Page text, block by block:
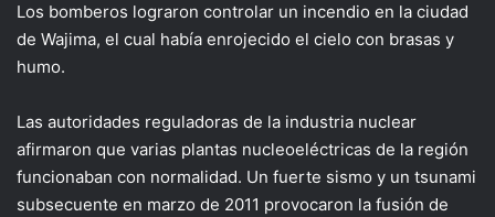
Los bomberos lograron controlar un incendio en la ciudad
de Wajima, el cual había enrojecido el cielo con brasas y
humo.
Las autoridades reguladoras de la industria nuclear
afirmaron que varias plantas nucleoeléctricas de la región
funcionaban con normalidad. Un fuerte sismo y un tsunami
subsecuente en marzo de 2011 provocaron la fusión de